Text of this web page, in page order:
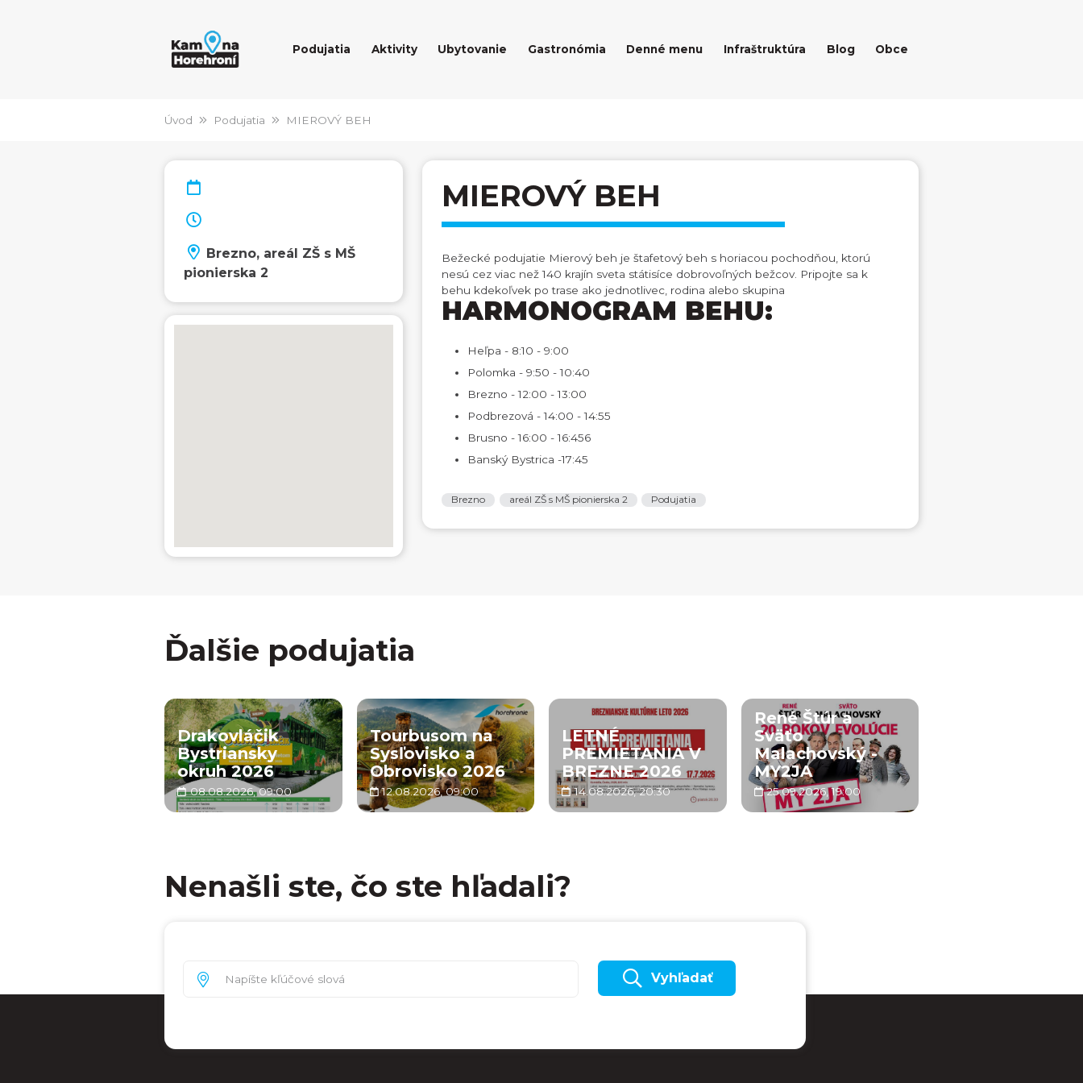
Podujatia Aktivity Ubytovanie Gastronómia Denné menu Infraštruktúra Blog Obce
Úvod Podujatia MIEROVÝ BEH
Brezno, areál ZŠ s MŠ
pionierska 2
MIEROVÝ BEH
Bežecké podujatie Mierový beh je štafetový beh s horiacou pochodňou, ktorú
nesú cez viac než 140 krajín sveta státisíce dobrovoľných bežcov. Pripojte sa k
behu kdekoľvek po trase ako jednotlivec, rodina alebo skupina
HARMONOGRAM BEHU:
Heľpa - 8:10 - 9:00
Polomka - 9:50 - 10:40
Brezno - 12:00 - 13:00
Podbrezová - 14:00 - 14:55
Brusno - 16:00 - 16:456
Banský Bystrica -17:45
Brezno areál ZŠ s MŠ pionierska 2 Podujatia
Ďalšie podujatia
Drakovláčik
Bystriansky
okruh 2026
08.08.2026, 09:00
Tourbusom na
Sysľovisko a
Obrovisko 2026
12.08.2026, 09:00
LETNÉ
PREMIETANIA V
BREZNE 2026
14.08.2026, 20:30
René Štúr a
Sväťo
Malachovský -
MY2JA
25.09.2026, 19:00
Nenašli ste, čo ste hľadali?
Vyhľadať